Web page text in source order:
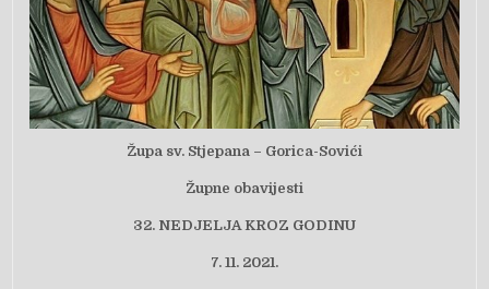
Župa sv. Stjepana – Gorica-Sovići
Župne obavijesti
32. NEDJELJA KROZ GODINU
7. 11. 2021.